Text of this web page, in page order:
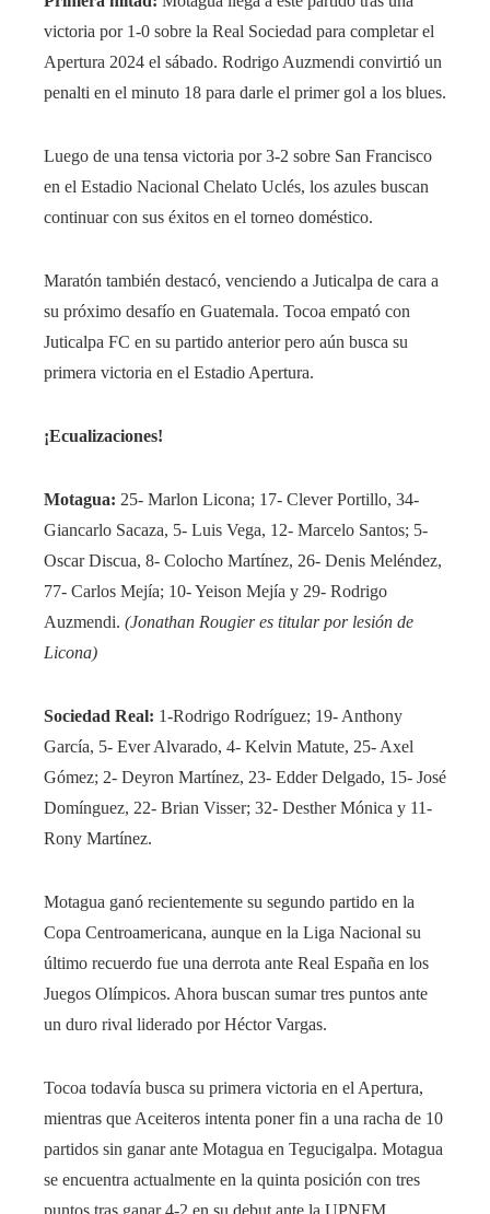
victoria por 1-0 sobre la Real Sociedad para completar el
Apertura 2024 el sábado. Rodrigo Auzmendi convirtió un
penalti en el minuto 18 para darle el primer gol a los blues.
Luego de una tensa victoria por 3-2 sobre San Francisco
en el Estadio Nacional Chelato Uclés, los azules buscan
continuar con sus éxitos en el torneo doméstico.
Maratón también destacó, venciendo a Juticalpa de cara a
su próximo desafío en Guatemala. Tocoa empató con
Juticalpa FC en su partido anterior pero aún busca su
primera victoria en el Estadio Apertura.
¡Ecualizaciones!
Motagua: 25- Marlon Licona; 17- Clever Portillo, 34-
Giancarlo Sacaza, 5- Luis Vega, 12- Marcelo Santos; 5-
Oscar Discua, 8- Colocho Martínez, 26- Denis Meléndez,
77- Carlos Mejía; 10- Yeison Mejía y 29- Rodrigo
Auzmendi. (Jonathan Rougier es titular por lesión de
Licona)
Sociedad Real: 1-Rodrigo Rodríguez; 19- Anthony
García, 5- Ever Alvarado, 4- Kelvin Matute, 25- Axel
Gómez; 2- Deyron Martínez, 23- Edder Delgado, 15- José
Domínguez, 22- Brian Visser; 32- Desther Mónica y 11-
Rony Martínez.
Motagua ganó recientemente su segundo partido en la
Copa Centroamericana, aunque en la Liga Nacional su
último recuerdo fue una derrota ante Real España en los
Juegos Olímpicos. Ahora buscan sumar tres puntos ante
un duro rival liderado por Héctor Vargas.
Tocoa todavía busca su primera victoria en el Apertura,
mientras que Aceiteros intenta poner fin a una racha de 10
partidos sin ganar ante Motagua en Tegucigalpa. Motagua
se encuentra actualmente en la quinta posición con tres
puntos tras ganar 4-2 en su debut ante la UPNFM,